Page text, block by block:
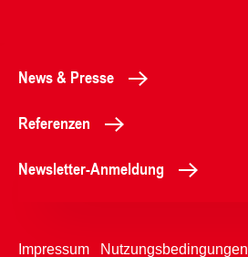
News & Presse
Referenzen
Newsletter-Anmeldung
Impressum Nutzungsbedingungen